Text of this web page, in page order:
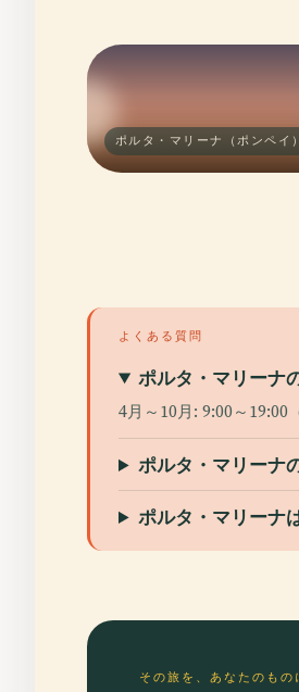
ポルタ・マリーナ（ポンペイ
よくある質問
ポルタ・マリーナ
4月～10月: 9:00～19:00
ポルタ・マリーナ
ポルタ・マリーナ
その旅を、あなたのもの